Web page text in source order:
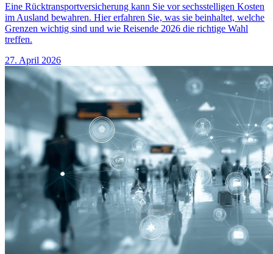
Eine Rücktransportversicherung kann Sie vor sechsstelligen Kosten
im Ausland bewahren. Hier erfahren Sie, was sie beinhaltet, welche
Grenzen wichtig sind und wie Reisende 2026 die richtige Wahl
treffen.
27. April 2026